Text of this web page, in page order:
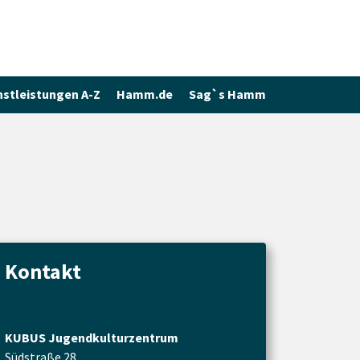
A-Z Hamm.de Sag`s Hamm
Kontakt
KUBUS Jugendkulturzentrum
Südstraße 28